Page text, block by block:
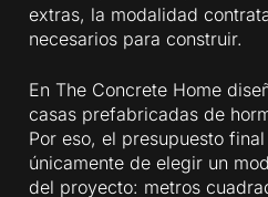
extras, la modalidad
necesarios para construir.
En The Concrete Home
casas prefabricadas de
Por eso, el presupuesto
únicamente de elegir un
del proyecto: metros